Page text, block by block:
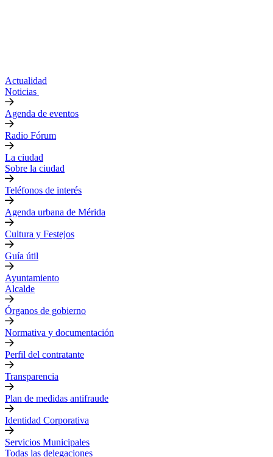
Actualidad
Noticias
Agenda de eventos
Radio Fórum
La ciudad
Sobre la ciudad
Teléfonos de interés
Agenda urbana de Mérida
Cultura y Festejos
Guía útil
Ayuntamiento
Alcalde
Órganos de gobierno
Normativa y documentación
Perfil del contratante
Transparencia
Plan de medidas antifraude
Identidad Corporativa
Servicios Municipales
Todas las delegaciones